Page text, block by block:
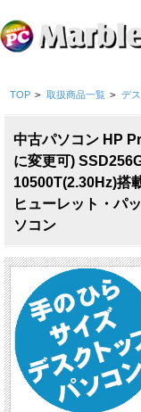
TOP > 取扱商品一覧 > デ
中古パソコン HP
に変更可)
10500T(2.30Hz)搭
ヒューレット・パ
ソコン